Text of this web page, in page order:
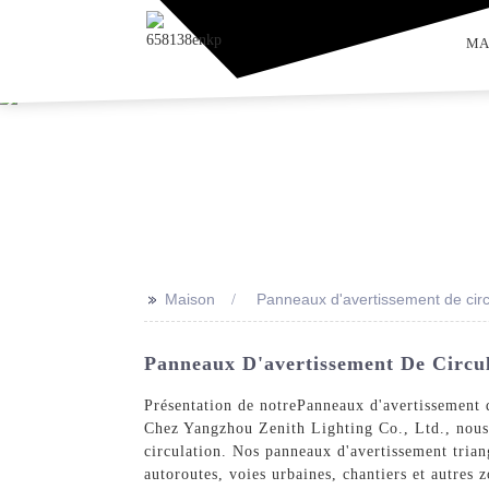
>> Maison Panneaux d'avertissement de
Panneaux D'avertissement De
Présentation de notrePanneaux
Chez Yangzhou Zenith Lighting Co., Ltd.,
circulation. Nos panneaux d'avertissement
autoroutes, voies urbaines, chantiers et autres